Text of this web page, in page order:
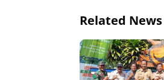
Related News